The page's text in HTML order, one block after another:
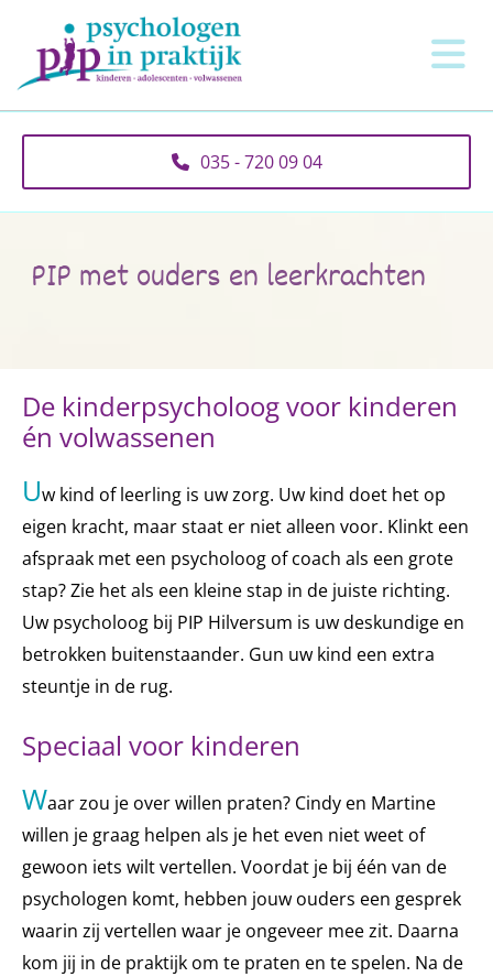
035 - 720 09 04
PIP met ouders en leerkrachten
De kinderpsycholoog voor kinderen
én volwassenen
Uw kind of leerling is uw zorg. Uw kind doet het op
eigen kracht, maar staat er niet alleen voor. Klinkt een
afspraak met een psycholoog of coach als een grote
stap? Zie het als een kleine stap in de juiste richting.
Uw psycholoog bij PIP Hilversum is uw deskundige en
betrokken buitenstaander. Gun uw kind een extra
steuntje in de rug.
Speciaal voor kinderen
Waar zou je over willen praten? Cindy en Martine
willen je graag helpen als je het even niet weet of
gewoon iets wilt vertellen. Voordat je bij één van de
psychologen komt, hebben jouw ouders een gesprek
waarin zij vertellen waar je ongeveer mee zit. Daarna
kom jij in de praktijk om te praten en te spelen. Na de